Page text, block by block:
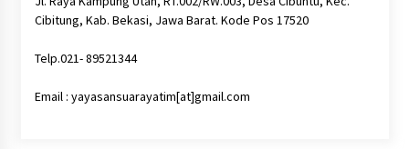
Cibitung, Kab. Bekasi, Jawa Barat. Kode Pos 17520
Telp.021- 89521344
Email : yayasansuarayatim[at]gmail.com